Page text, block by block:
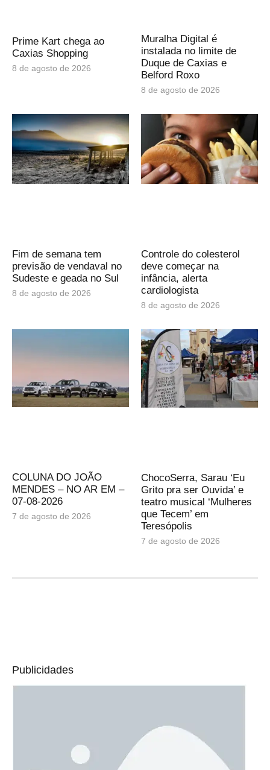
Prime Kart chega ao
Caxias Shopping
8 de agosto de 2026
Muralha Digital é
instalada no limite de
Duque de Caxias e
Belford Roxo
8 de agosto de 2026
Fim de semana tem
previsão de vendaval no
Sudeste e geada no Sul
8 de agosto de 2026
Controle do colesterol
deve começar na
infância, alerta
cardiologista
8 de agosto de 2026
COLUNA DO JOÃO
MENDES – NO AR EM –
07-08-2026
7 de agosto de 2026
ChocoSerra, Sarau ‘Eu
Grito pra ser Ouvida’ e
teatro musical ‘Mulheres
que Tecem’ em
Teresópolis
7 de agosto de 2026
Publicidades